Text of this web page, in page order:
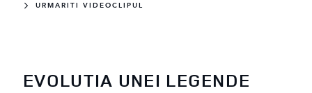
URMARITI VIDEOCLIPUL
EVOLUTIA UNEI LEGENDE